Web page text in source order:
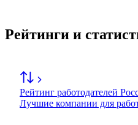
Рейтинги и
Рейтинг работодателей
Лучшие компании для